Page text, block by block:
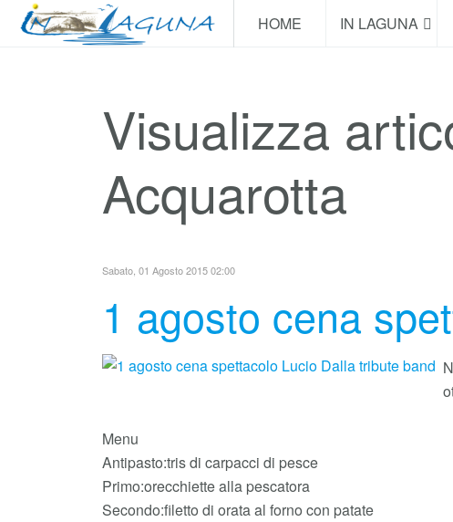
HOME IN LAGUNA
Visualizza
Acquarotta
Sabato, 01 Agosto 2015 02:00
1 agosto cena
Menu
Antipasto:tris di carpacci di pesce
Primo:orecchiette alla pescatora
Secondo:filetto di orata al forno con patate